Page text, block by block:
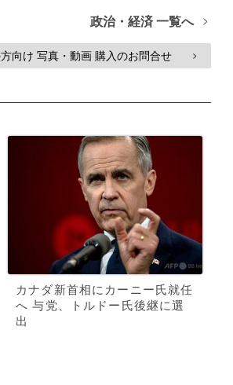
政治・経済 一覧へ >
向け 写真・動画 購入のお問合せ >
カナダ新首相にカーニー氏就任
へ 与党、トルドー氏後継に選
出